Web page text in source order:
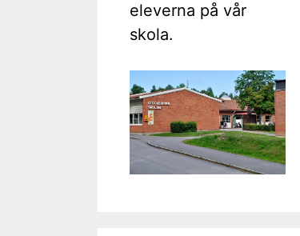
eleverna på vår
skola.